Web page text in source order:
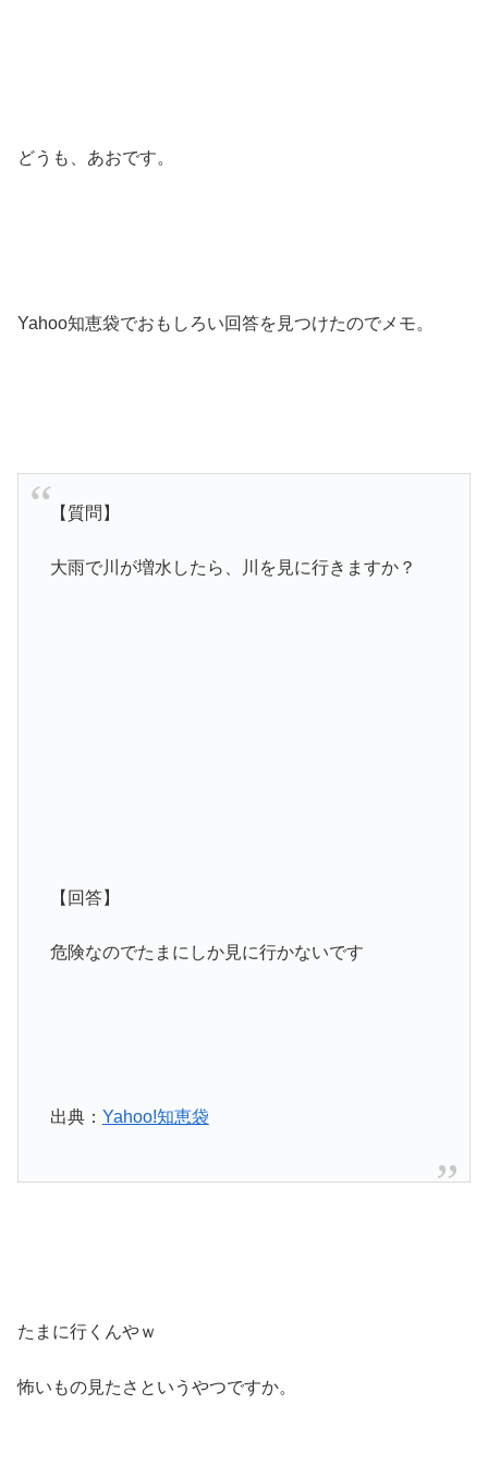
どうも、あおです。
Yahoo知恵袋でおもしろい回答を見つけたのでメモ。
【質問】
大雨で川が増水したら、川を見に行きますか？
【回答】
危険なのでたまにしか見に行かないです
出典： Yahoo!知恵袋
たまに行くんやｗ
怖いもの見たさというやつですか。